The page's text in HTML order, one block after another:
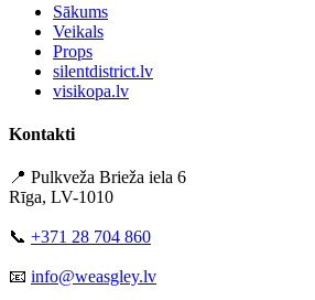
Sākums
Veikals
Props
silentdistrict.lv
visikopa.lv
Kontakti
📍 Pulkveža Brieža iela 6
Rīga, LV-1010
📞 +371 28 704 860
📧 info@weasgley.lv